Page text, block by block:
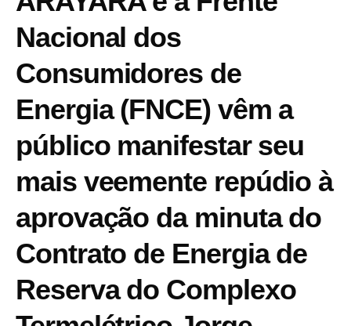
Nacional dos
Consumidores de
Energia (FNCE) vêm a
público manifestar seu
mais veemente repúdio à
aprovação da minuta do
Contrato de Energia de
Reserva do Complexo